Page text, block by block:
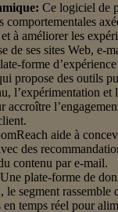
Ce logiciel de
comportementales
à améliorer les
de ses sites Web, e-
forme
propose des outils
l’expérimentation et
accroître
aide à
des
contenu par e-mail.
Une plate-forme de
le segment rassemble
temps réel pour